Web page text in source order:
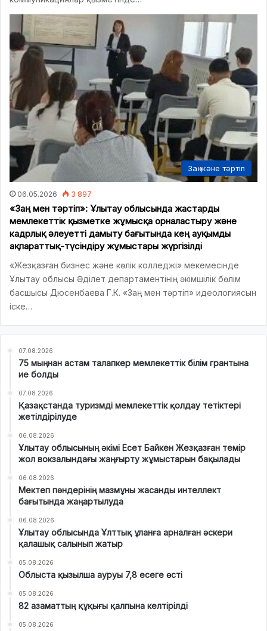
Заң және тәртіп
06.05.2026 3 897
«Заң мен тәртіп»: Ұлытау облысында жастарды
мемлекеттік қызметке жұмысқа орналастыру және
кадрлық әлеуетті дамыту бағытында кең ауқымды
ақпараттық-түсіндіру жұмыстары жүргізілді
«Жезқазған бизнес және көлік колледжі» мекемесінде
Ұлытау облысы Әділет департаментінің әкімшілік бөлім
басшысы Дюсенбаева Г.К. «Заң мен тәртіп» идеологиясын
іске…
07.08.2026
75 мыңнан астам талапкер мемлекеттік білім грантына
ие болды
07.08.2026
Қазақстанда туризмді мемлекеттік қолдау тетіктері
жетілдірілуде
06.08.2026
Ұлытау облысының әкімі Есет Байкен Жезқазған темір
жол вокзалындағы жаңғырту жұмыстарын бақылады
06.08.2026
Мектеп пәндерінің мазмұны жасанды интеллект
бағытында жаңартылуда
06.08.2026
Ұлытау облысында Ұлттық ұланға арналған әскери
қалашық салынып жатыр
05.08.2026
Облыста қызылша ауруы 7,8 есеге өсті
05.08.2026
82 азаматтың құқығы қалпына келтірілді
05.08.2026